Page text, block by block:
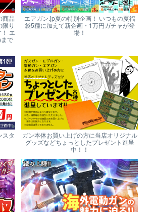
商品
り
エ
で
エアガン.jp夏の特別企画！ いつもの夏福
袋5種に加えて新企画・1万円ガチャが登
場！
スタ
ガン本体お買い上げの方に当店オリジナル
グッズなどちょっとしたプレゼント進呈
中！！